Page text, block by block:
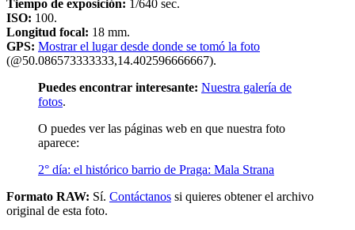
Tiempo de exposición: 1/640 sec.
ISO: 100.
Longitud focal: 18 mm.
GPS: Mostrar el lugar desde donde se tomó la foto
(@50.086573333333,14.402596666667).
Puedes encontrar interesante: Nuestra galería de
fotos.
O puedes ver las páginas web en que nuestra foto
aparece:
2° día: el histórico barrio de Praga: Mala Strana
Formato RAW: Sí. Contáctanos si quieres obtener el archivo
original de esta foto.